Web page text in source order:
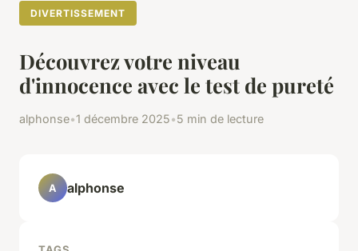
DIVERTISSEMENT
Découvrez votre niveau
d'innocence avec le test de pureté
alphonse•1 décembre 2025•5 min de lecture
A alphonse